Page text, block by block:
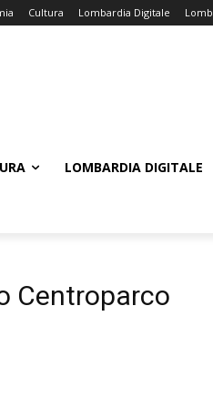
Cultura Lombardia Digitale
LOMBARDIA DIGITALE
Centroparco